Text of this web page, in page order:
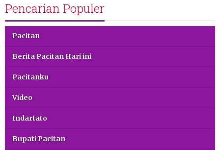
Pencarian Populer
Pacitan
Berita Pacitan Hari ini
Pacitanku
Video
Indartato
Bupati Pacitan